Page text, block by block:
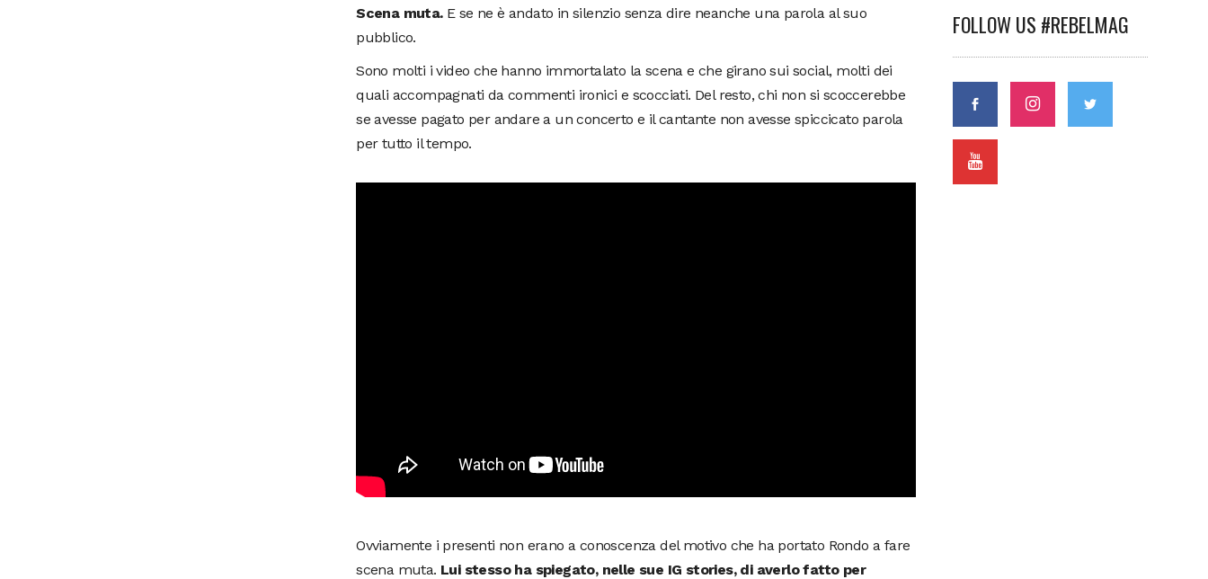
Scena muta. E se ne è andato in silenzio senza dire neanche una parola al suo
pubblico.
Sono molti i video che hanno immortalato la scena e che girano sui social, molti dei
quali accompagnati da commenti ironici e scocciati. Del resto, chi non si scoccerebbe
se avesse pagato per andare a un concerto e il cantante non avesse spiccicato parola
per tutto il tempo.
Ovviamente i presenti non erano a conoscenza del motivo che ha portato Rondo a fare
scena muta. Lui stesso ha spiegato, nelle sue IG stories, di averlo fatto per
FOLLOW US #REBELMAG